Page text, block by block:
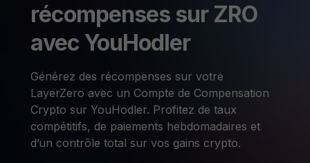
récompenses sur ZRO
avec YouHodler
Générez des récompenses sur votre
LayerZero avec un Compte de Compensation
Crypto sur YouHodler. Profitez de taux
compétitifs, de paiements hebdomadaires et
d’un contrôle total sur vos gains crypto.